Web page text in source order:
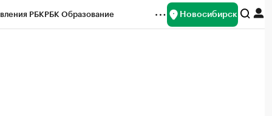
РБКРБК Образование Новосибирск